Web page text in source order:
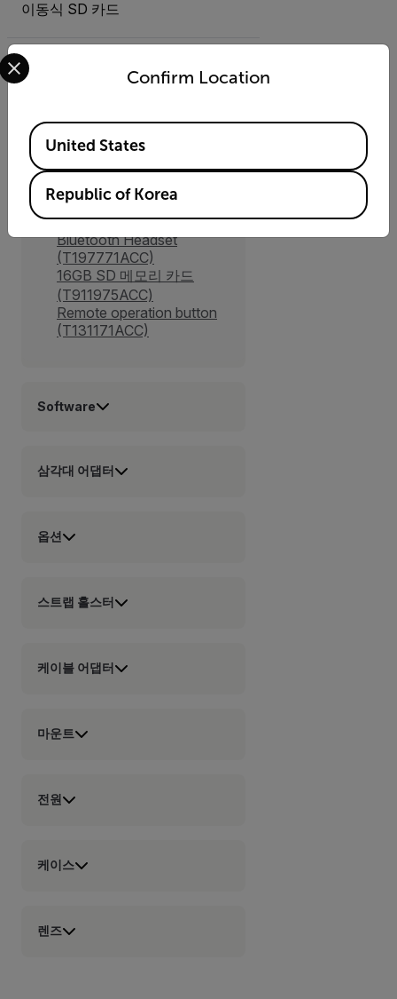
이동식 SD 카드
액세서리
기타
Calibration Target
(T130337ACC)
Bluetooth Headset
(T197771ACC)
16GB SD 메모리 카드
(T911975ACC)
Remote operation button
(T131171ACC)
Software
삼각대 어댑터
옵션
스트랩 홀스터
케이블 어댑터
마운트
전원
케이스
렌즈
Confirm Location
Select your preferred country and language from the
Available Locations
United States
Republic of Korea